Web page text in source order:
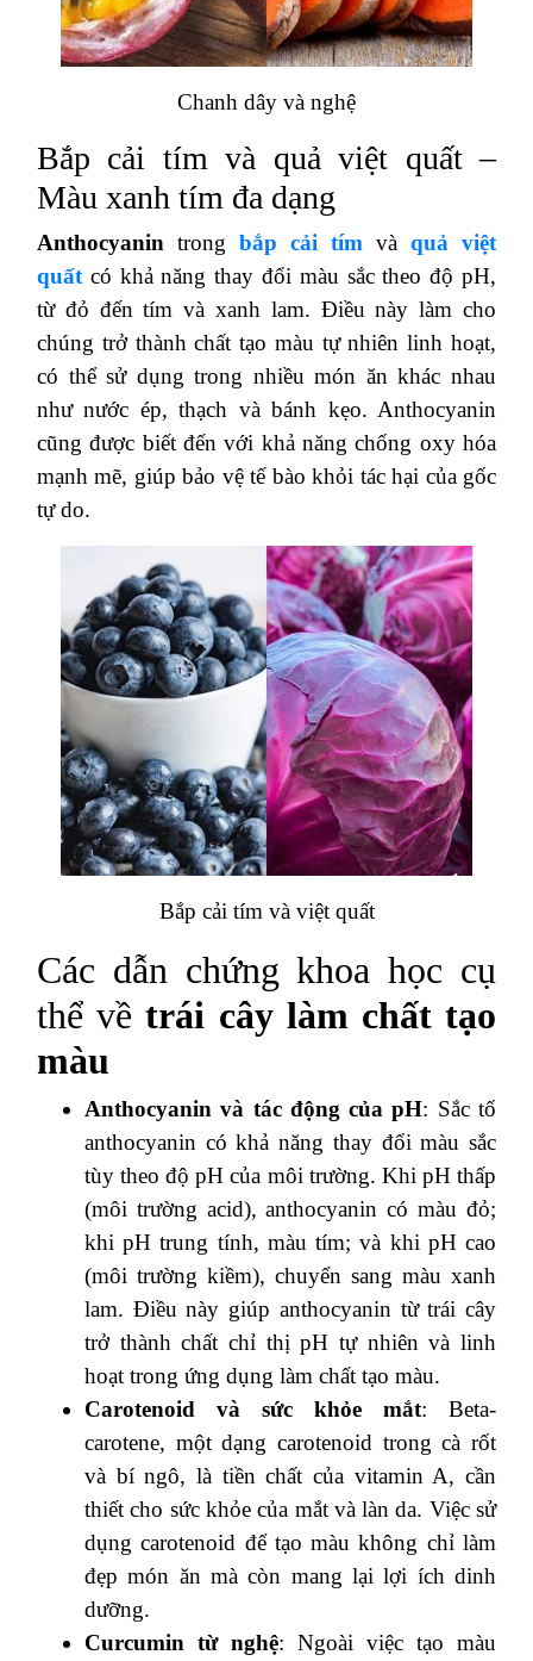
Chanh dây và nghệ
Bắp cải tím và quả việt quất –
Màu xanh tím đa dạng
Anthocyanin trong bắp cải tím và quả việt
quất có khả năng thay đổi màu sắc theo độ pH,
từ đỏ đến tím và xanh lam. Điều này làm cho
chúng trở thành chất tạo màu tự nhiên linh hoạt,
có thể sử dụng trong nhiều món ăn khác nhau
như nước ép, thạch và bánh kẹo. Anthocyanin
cũng được biết đến với khả năng chống oxy hóa
mạnh mẽ, giúp bảo vệ tế bào khỏi tác hại của gốc
tự do​.
Bắp cải tím và việt quất
Các dẫn chứng khoa học cụ
thể vềtrái cây làm chất tạo
màu
Anthocyanin và tác động của pH: Sắc tố
anthocyanin có khả năng thay đổi màu sắc
tùy theo độ pH của môi trường. Khi pH thấp
(môi trường acid), anthocyanin có màu đỏ;
khi pH trung tính, màu tím; và khi pH cao
(môi trường kiềm), chuyển sang màu xanh
lam. Điều này giúp anthocyanin từ trái cây
trở thành chất chỉ thị pH tự nhiên và linh
hoạt trong ứng dụng làm chất tạo màu​.
Carotenoid và sức khỏe mắt: Beta-
carotene, một dạng carotenoid trong cà rốt
và bí ngô, là tiền chất của vitamin A, cần
thiết cho sức khỏe của mắt và làn da. Việc sử
dụng carotenoid để tạo màu không chỉ làm
đẹp món ăn mà còn mang lại lợi ích dinh
dưỡng​.
Curcumin từ nghệ: Ngoài việc tạo màu